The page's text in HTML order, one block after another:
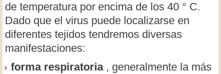
de temperatura por encima de los 40 ° C.
Dado que el virus puede localizarse en
diferentes tejidos tendremos diversas
manifestaciones:
forma respiratoria , generalmente la más